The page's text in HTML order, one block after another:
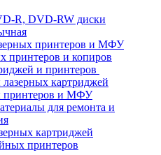
R, DVD-RW диски
принтеров и МФУ
принтеров и копиров
и принтеров
картриджей
принтеров и МФУ
для ремонта и
картриджей
принтеров